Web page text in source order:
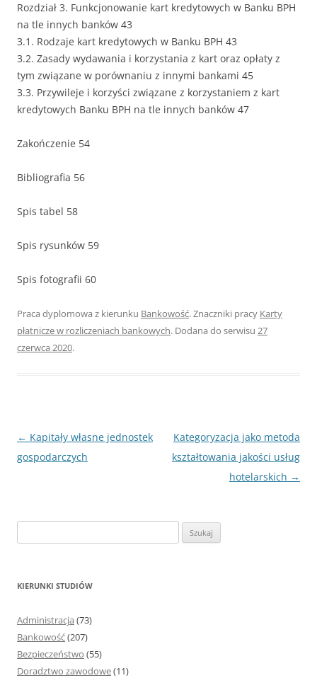
Rozdział 3. Funkcjonowanie kart kredytowych w Banku BPH
na tle innych banków 43
3.1. Rodzaje kart kredytowych w Banku BPH 43
3.2. Zasady wydawania i korzystania z kart oraz opłaty z
tym związane w porównaniu z innymi bankami 45
3.3. Przywileje i korzyści związane z korzystaniem z kart
kredytowych Banku BPH na tle innych banków 47
Zakończenie 54
Bibliografia 56
Spis tabel 58
Spis rysunków 59
Spis fotografii 60
Praca dyplomowa z kierunku Bankowość. Znaczniki pracy Karty
płatnicze w rozliczeniach bankowych. Dodana do serwisu 27
czerwca 2020.
Nawigacja
wpisu
← Kapitały własne jednostek
gospodarczych
Kategoryzacja jako metoda
kształtowania jakości usług
hotelarskich →
z
KIERUNKI STUDIÓW
Administracja (73)
Bankowość(207)
Bezpieczeństwo (55)
Doradztwo zawodowe(11)